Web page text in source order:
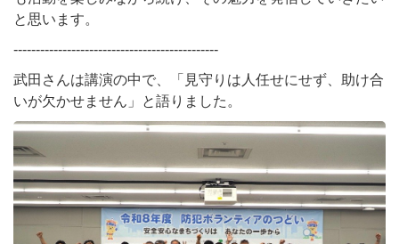
と思います。
----------------------------------------------
武田さんは講演の中で、「見守りは人任せにせず、助け合
いが欠かせません」と語りました。